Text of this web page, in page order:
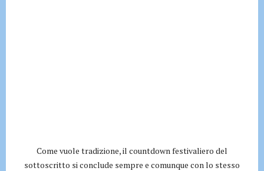
Come vuole tradizione, il countdown festivaliero del
sottoscritto si conclude sempre e comunque con lo stesso